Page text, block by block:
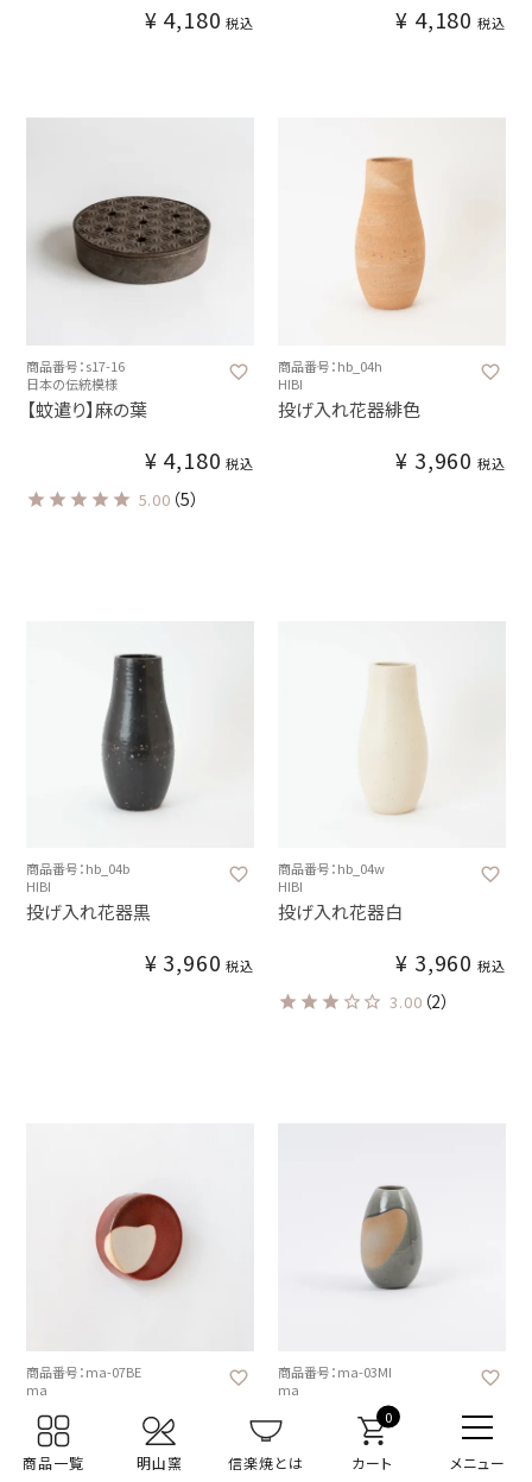
0
¥ 4,180 税込 ¥ 4,180 税込
商品番号：s17-16
日本の伝統模様
【蚊遣り】麻の葉
¥ 4,180 税込
5.00 （5）
商品番号：hb_04h
HIBI
投げ入れ花器緋色
¥ 3,960 税込
商品番号：hb_04b
HIBI
投げ入れ花器黒
¥ 3,960 税込
商品番号：hb_04w
HIBI
投げ入れ花器白
¥ 3,960 税込
3.00 （2）
商品番号：ma-07BE
ma
掛花(弁柄）たいこ
¥3,850 税込
商品番号：ma-03MI
ma
花入れ(水色）中
3,850 税込